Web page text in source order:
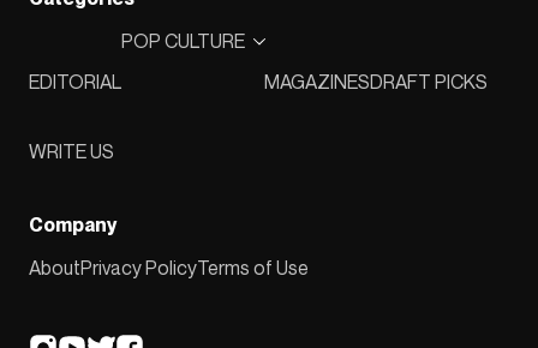
EDITORIAL
POP CULTURE
MAGAZINESDRAFT PICKS
WRITE US
Company
AboutPrivacy PolicyTerms of Use